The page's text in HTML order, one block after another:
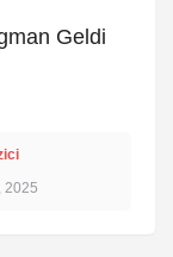
Geldi
2025